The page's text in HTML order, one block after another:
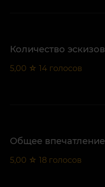
Количество эскизов
5,00 ☆ 14 голосов
Общее впечатление
5,00 ☆ 18 голосов